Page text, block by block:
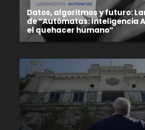
Datos, algoritmos y futuro:
de “Autómatas: Inteligencia
el quehacer humano”